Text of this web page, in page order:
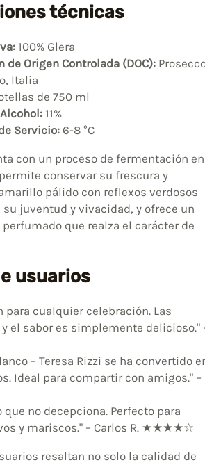
técnicas
100% Glera
de Origen Controlada (DOC):
Italia
de 750 ml
11%
Servicio: 6-8 °C
con un proceso de fermentación en
conservar su frescura y
pálido con reflexos verdosos
juventud y vivacidad, y ofrece un
que realza el carácter de
usuarios
para cualquier celebración. Las
el sabor es simplemente delicioso."
– Teresa Rizzi se ha convertido
Ideal para compartir con amigos." –
no decepciona. Perfecto para
y mariscos." – Carlos R. ★★★★☆
resaltan no solo la calidad de